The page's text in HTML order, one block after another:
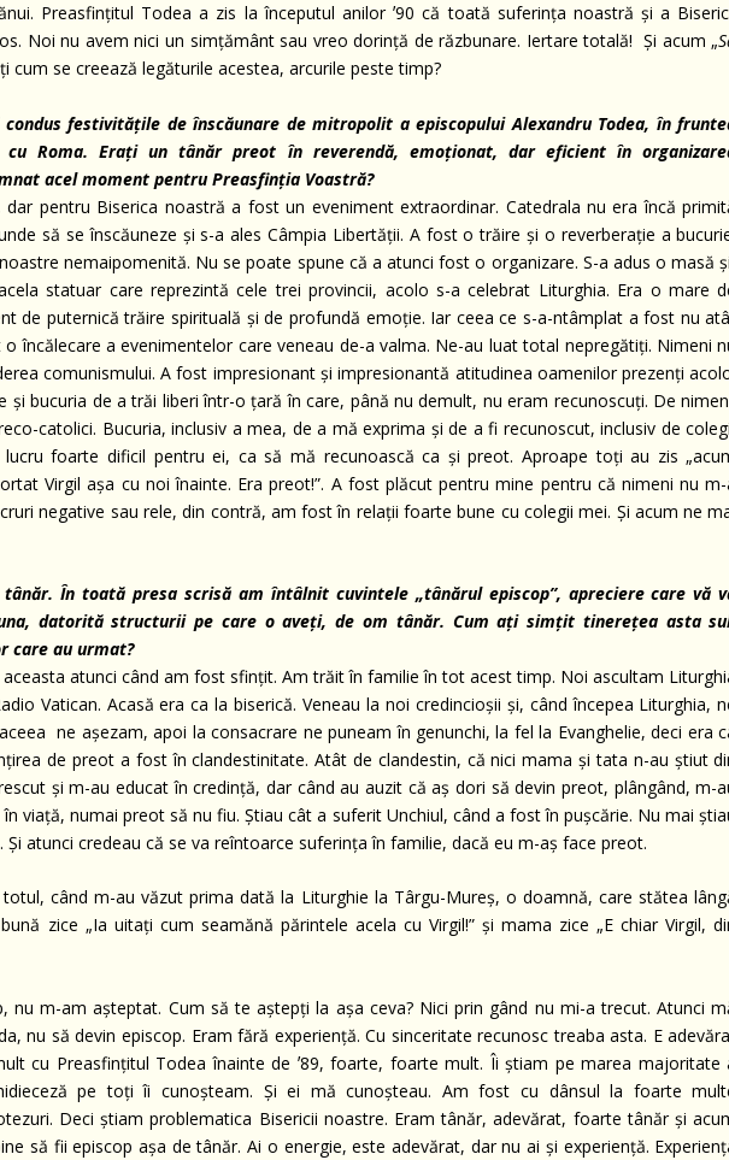
Preasfințitul Todea a zis la începutul anilor ʼ90 că toată suferința noastră și a
Noi nu avem nici un simțământ sau vreo dorință de răzbunare. Iertare totală! Și acum „
cum se creează legăturile acestea, arcurile peste timp?
festivitățile de înscăunare de mitropolit a episcopului Alexandru Todea, în
cu Roma. Erați un tânăr preot în reverendă, emoționat, dar eficient în
acel moment pentru Preasfinția Voastră?
pentru Biserica noastră a fost un eveniment extraordinar. Catedrala nu era încă
să se înscăuneze și s-a ales Câmpia Libertății. A fost o trăire și o reverberație a
nemaipomenită. Nu se poate spune că a atunci fost o organizare. S-a adus o masă
statuar care reprezintă cele trei provincii, acolo s-a celebrat Liturghia. Era o mare
de puternică trăire spirituală și de profundă emoție. Iar ceea ce s-a-ntâmplat a fost nu
încălecare a evenimentelor care veneau de-a valma. Ne-au luat total nepregătiți. Nimeni
comunismului. A fost impresionant și impresionantă atitudinea oamenilor prezenți
și bucuria de a trăi liberi într-o țară în care, până nu demult, nu eram recunoscuți. De
catolici. Bucuria, inclusiv a mea, de a mă exprima și de a fi recunoscut, inclusiv de
foarte dificil pentru ei, ca să mă recunoască ca și preot. Aproape toți au zis
Virgil așa cu noi înainte. Era preot!”. A fost plăcut pentru mine pentru că nimeni nu m-
negative sau rele, din contră, am fost în relații foarte bune cu colegii mei. Și acum ne
În toată presa scrisă am întâlnit cuvintele „tânărul episcop”, apreciere care vă
datorită structurii pe care o aveți, de om tânăr. Cum ați simțit tinerețea asta
care au urmat?
atunci când am fost sfințit. Am trăit în familie în tot acest timp. Noi ascultam
Vatican. Acasă era ca la biserică. Veneau la noi credincioșii și, când începea Liturghia,
ne așezam, apoi la consacrare ne puneam în genunchi, la fel la Evanghelie, deci era
de preot a fost în clandestinitate. Atât de clandestin, că nici mama și tata n-au știut
și m-au educat în credință, dar când au auzit că aș dori să devin preot, plângând, m-
viață, numai preot să nu fiu. Știau cât a suferit Unchiul, când a fost în pușcărie. Nu mai
Și atunci credeau că se va reîntoarce suferința în familie, dacă eu m-aș face preot.
când m-au văzut prima dată la Liturghie la Târgu-Mureș, o doamnă, care stătea
zice „Ia uitați cum seamănă părintele acela cu Virgil!” și mama zice „E chiar Virgil,
nu m-am așteptat. Cum să te aștepți la așa ceva? Nici prin gând nu mi-a trecut. Atunci
nu să devin episcop. Eram fără experiență. Cu sinceritate recunosc treaba asta. E
cu Preasfințitul Todea înainte de ʼ89, foarte, foarte mult. Îi știam pe marea majoritate
pe toți îi cunoșteam. Și ei mă cunoșteau. Am fost cu dânsul la foarte
Deci știam problematica Bisericii noastre. Eram tânăr, adevărat, foarte tânăr și
să fii episcop așa de tânăr. Ai o energie, este adevărat, dar nu ai și experiență.